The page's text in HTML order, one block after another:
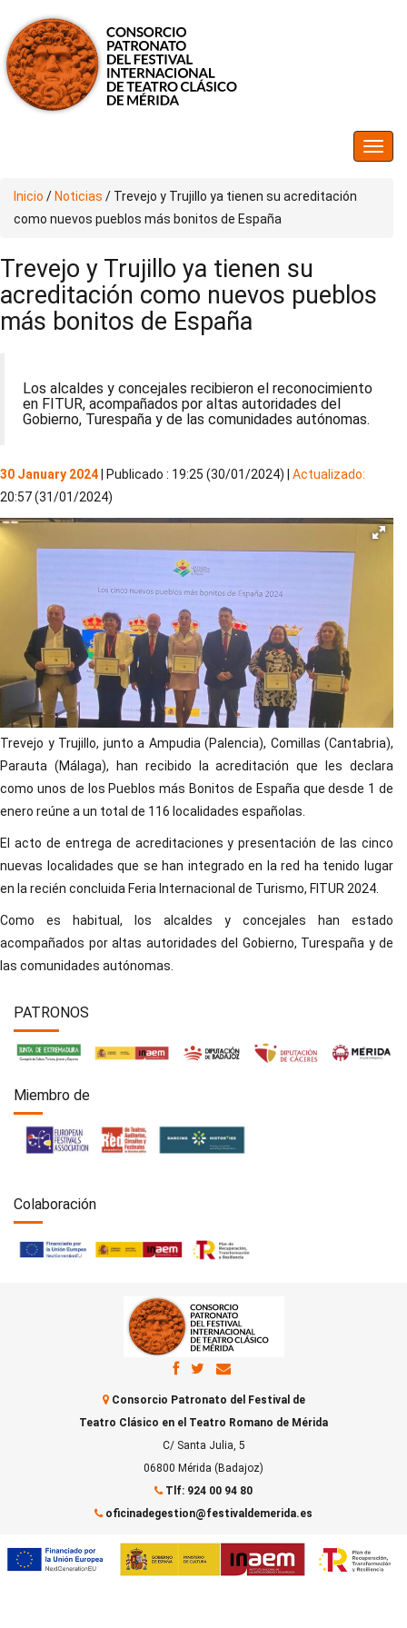
Inicio / Noticias / Trevejo y Trujillo ya tienen su acreditación
como nuevos pueblos más bonitos de España
Trevejo y Trujillo ya tienen su
acreditación como nuevos pueblos
más bonitos de España
Los alcaldes y concejales recibieron el reconocimiento
en FITUR, acompañados por altas autoridades del
Gobierno, Turespaña y de las comunidades autónomas.
30 January 2024 | Publicado : 19:25 (30/01/2024) | Actualizado:
20:57 (31/01/2024)
Trevejo y Trujillo, junto a Ampudia (Palencia), Comillas (Cantabria),
Parauta (Málaga), han recibido la acreditación que les declara
como unos de los Pueblos más Bonitos de España que desde 1 de
enero reúne a un total de 116 localidades españolas.
El acto de entrega de acreditaciones y presentación de las cinco
nuevas localidades que se han integrado en la red ha tenido lugar
en la recién concluida Feria Internacional de Turismo, FITUR 2024.
Como es habitual, los alcaldes y concejales han estado
acompañados por altas autoridades del Gobierno, Turespaña y de
las comunidades autónomas.
PATRONOS
Miembro de
Colaboración
Consorcio Patronato del Festival de
Teatro Clásico en el Teatro Romano de Mérida
C/ Santa Julia, 5
06800 Mérida (Badajoz)
Tlf: 924 00 94 80
oficinadegestion@festivaldemerida.es